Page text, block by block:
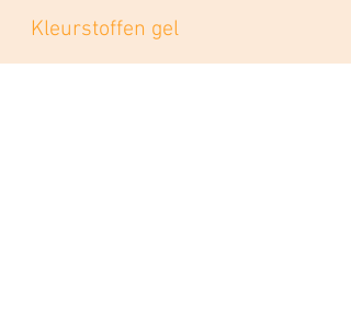
Kleurstoffen gel